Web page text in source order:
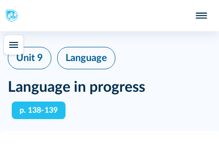
Unit 9 Language
Language in progress
p. 138‑139